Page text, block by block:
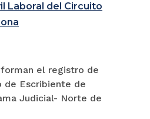
Laboral del Circuito
el registro de
de Escribiente de
Judicial- Norte de